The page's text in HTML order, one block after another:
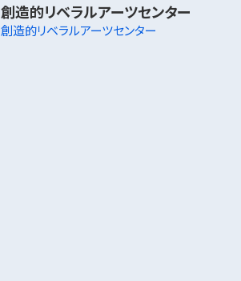
創造的リベラルアーツセンター
創造的リベラルアーツセンター